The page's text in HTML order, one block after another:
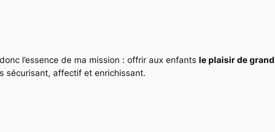
l’essence de ma mission : offrir aux enfants le plaisir de
sécurisant, affectif et enrichissant.